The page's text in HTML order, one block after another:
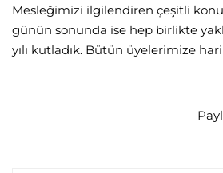
Mesleğimizi ilgilendiren çeşitli
günün sonunda ise hep birlikte
yılı kutladık. Bütün üyelerimize